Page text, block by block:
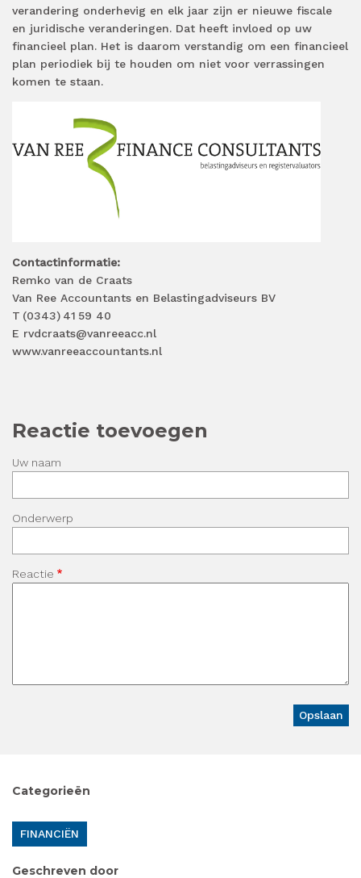
verandering onderhevig en elk jaar zijn er nieuwe fiscale
en juridische veranderingen. Dat heeft invloed op uw
financieel plan. Het is daarom verstandig om een financieel
plan periodiek bij te houden om niet voor verrassingen
komen te staan.
Contactinformatie:
Remko van de Craats
Van Ree Accountants en Belastingadviseurs BV
T (0343) 41 59 40
E rvdcraats@vanreeacc.nl
www.vanreeaccountants.nl
Reactie toevoegen
Uw naam
Onderwerp
Reactie
Categorieën
FINANCIËN
Geschreven door